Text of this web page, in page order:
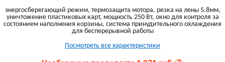
энергосберегающий режим, термозащита мотора, резка на лены 5.8мм,
уничтожение пластиковых карт, мощность 250 Вт, окно для контроля за
состоянием наполнения корзины, система принудительного охлаждения
для бесперерывной работы
Посмотреть все характеристики